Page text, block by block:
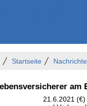
Startseite
am
21.6.2021